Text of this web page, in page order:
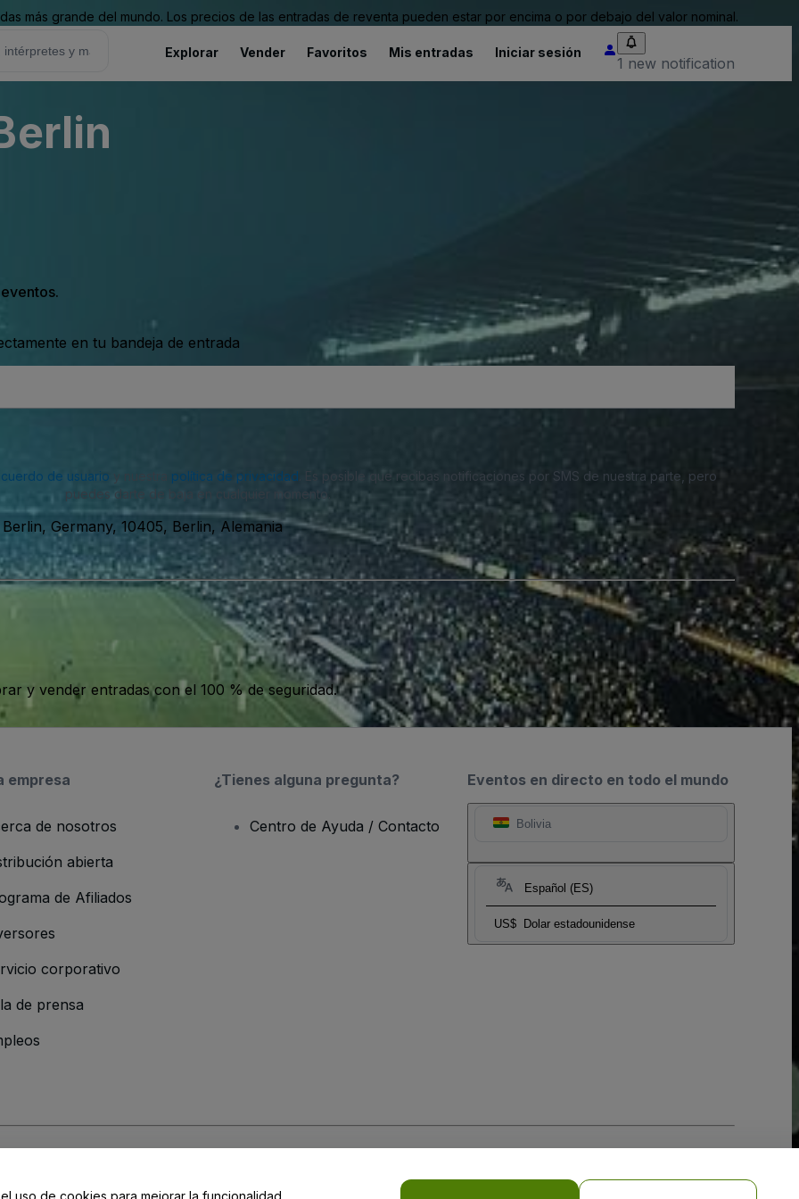
más grande del mundo. Los precios de las entradas de reventa pueden estar por encima o por debajo del valor nominal.
Explorar Vender Favoritos Mis entradas Iniciar sesión
1 new notification
en tu bandeja de entrada
de usuario política de privacidad . Es posible que recibas notificaciones por SMS de nuestra parte, pero
puedes darte de baja en cualquier momento.
Germany, 10405, Berlin, Alemania
y vender entradas con el 100 % de seguridad.
Eventos en directo en todo el mundo
Bolivia
Español (ES)
US$ Dolar estadounidense
empresa
de nosotros
abierta
de Afiliados
corporativo
de prensa
¿Tienes alguna pregunta?
Centro de Ayuda / Contacto
y de laPolítica de Privacidad para Móviles
uso de cookies para mejorar la funcionalidad